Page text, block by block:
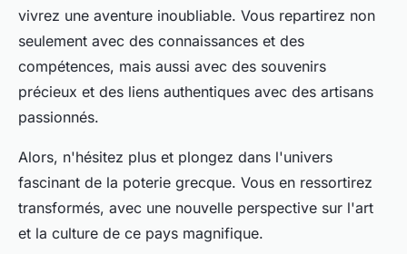
vivrez une aventure inoubliable. Vous repartirez non
seulement avec des connaissances et des
compétences, mais aussi avec des souvenirs
précieux et des liens authentiques avec des artisans
passionnés.
Alors, n'hésitez plus et plongez dans l'univers
fascinant de la poterie grecque. Vous en ressortirez
transformés, avec une nouvelle perspective sur l'art
et la culture de ce pays magnifique.